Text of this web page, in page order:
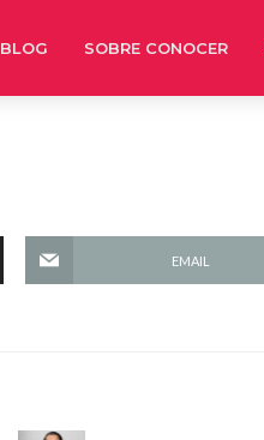
BLOG SOBRE CONOCER
EMAIL